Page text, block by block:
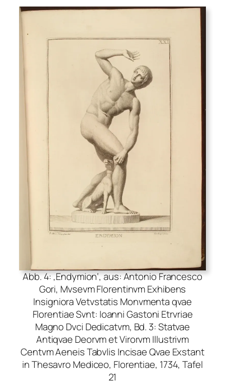
Abb. 4: ‚Endymion‘, aus: Antonio Francesco
Gori, Mvsevm Florentinvm Exhibens
Insigniora Vetvstatis Monvmenta qvae
Florentiae Svnt: Ioanni Gastoni Etrvriae
Magno Dvci Dedicatvm, Bd. 3: Statvae
Antiqvae Deorvm et Virorvm Illustrivm
Centvm Aeneis Tabvlis Incisae Qvae Exstant
in Thesavro Mediceo, Florentiae, 1734, Tafel
21